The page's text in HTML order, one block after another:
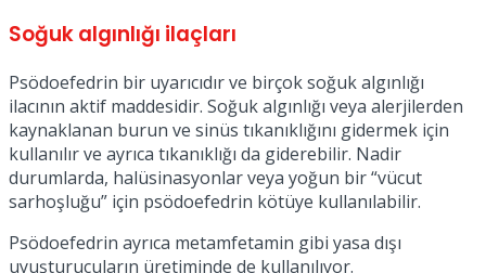
Soğuk algınlığı ilaçları
Psödoefedrin bir uyarıcıdır ve birçok soğuk algınlığı
ilacının aktif maddesidir. Soğuk algınlığı veya alerjilerden
kaynaklanan burun ve sinüs tıkanıklığını gidermek için
kullanılır ve ayrıca tıkanıklığı da giderebilir. Nadir
durumlarda, halüsinasyonlar veya yoğun bir “vücut
sarhoşluğu” için psödoefedrin kötüye kullanılabilir.
Psödoefedrin ayrıca metamfetamin gibi yasa dışı
uyuşturucuların üretiminde de kullanılıyor.